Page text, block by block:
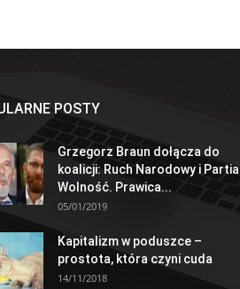
POSTY
Grzegorz Braun dołącza do
koalicji: Ruch Narodowy i Partia
Wolność. Prawica...
05/01/2019
Kapitalizm w poduszce –
prostota, która czyni cuda
14/11/2018